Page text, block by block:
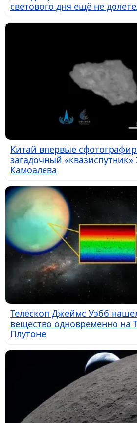
светового дня ещё не
Китай впервые
загадочный «квазиспутник»
Камоалева
Телескоп Джеймс Уэбб
вещество одновременно на
Плутоне